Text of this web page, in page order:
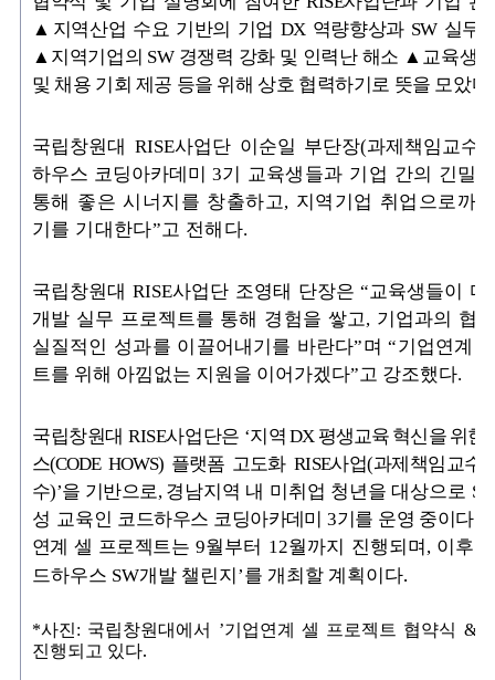
▲지역산업 수요 기반의 기업 DX 역량향상과 SW 실무
▲지역기업의 SW 경쟁력 강화 및 인력난 해소 ▲교육생
및 채용 기회 제공 등을 위해 상호 협력하기로 뜻을 모았다.
국립창원대 RISE사업단 이순일 부단장(과제책임교수
하우스 코딩아카데미3기 교육생들과 기업 간의 긴밀
통해 좋은 시너지를 창출하고, 지역기업 취업으로까
기를 기대한다”고 전해다.
국립창원대 RISE사업단 조영태 단장은“교육생들이
개발 실무 프로젝트를 통해 경험을 쌓고, 기업과의 협
실질적인 성과를 이끌어내기를 바란다”며 “기 업연계
트를 위해 아낌없는 지원을 이어가겠다”고 강조했다.
국립창원대 RISE사업단은 ‘지역 DX 평생교육 혁신을 위한
스(CODE HOWS) 플랫폼 고도화 RISE사업(과제책임교수:
수)’을 기반으로, 경남지역 내 미취업 청년을 대상으로
성 교육인 코드하우스 코딩아카데미 3기를 운영 중이다.
연계 셀 프로젝트는 9월부터 12월까지 진행되며 , 이후
드하우스 SW개발 챌린지 ’를 개최할 계획이다.
*사진: 국립창원대에서 ’기업연계 셀 프로젝트 협약식 &
진행되고 있다.